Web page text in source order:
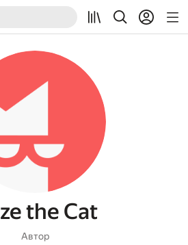
the Cat
Автор